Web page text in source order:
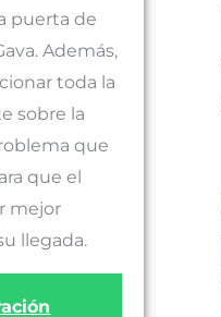
puerta de
Además,
toda la
sobre la
que
que el
mejor
llegada.